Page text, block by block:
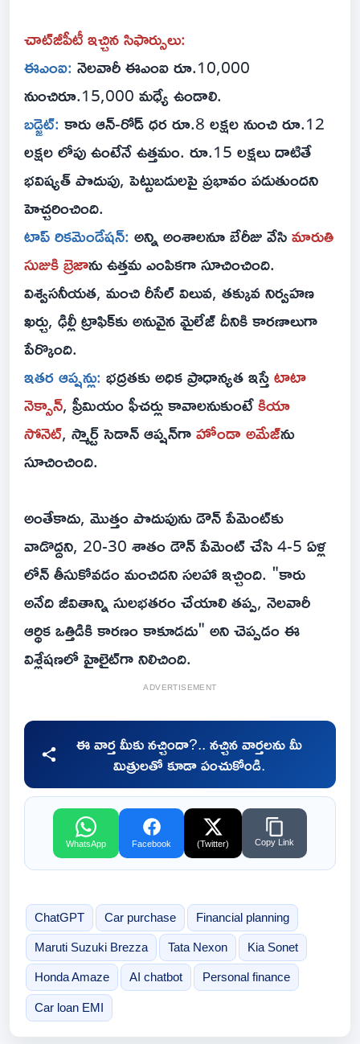
చాట్‌జీపీటీ ఇచ్చిన సిఫార్సులు:
ఈఎంఐ: నెలవారీ ఈఎంఐ రూ.10,000
నుంచిరూ.15,000 మధ్యే ఉండాలి.
బడ్జెట్: కారు ఆన్-రోడ్ ధర రూ.8 లక్షల నుంచి రూ.12
లక్షల లోపు ఉంటేనే ఉత్తమం. రూ.15 లక్షలు దాటితే
భవిష్యత్ పొదుపు, పెట్టుబడులపై ప్రభావం పడుతుందని
హెచ్చరించింది.
టాప్ రికమెండేషన్: అన్ని అంశాలనూ బేరీజు వేసిమారుతి
సుజుకి బ్రెజాను ఉత్తమ ఎంపికగా సూచించింది.
విశ్వసనీయత, మంచి రీసేల్ విలువ, తక్కువ నిర్వహణ
ఖర్చు, ఢిల్లీ ట్రాఫిక్‌కు అనువైన మైలేజ్ దీనికి కారణాలుగా
పేర్కొంది.
ఇతర ఆప్షన్లు: భద్రతకు అధిక ప్రాధాన్యత ఇస్తేటాటా
నెక్సాన్, ప్రీమియం ఫీచర్లు కావాలనుకుంటేకియా
సోనెట్, స్మార్ట్ సెడాన్ ఆప్షన్‌గాహోండా అమేజ్‌ను
సూచించింది.
అంతేకాదు, మొత్తం పొదుపును డౌన్ పేమెంట్‌కు
వాడొద్దని, 20-30 శాతం డౌన్ పేమెంట్ చేసి 4-5 ఏళ్ల
లోన్ తీసుకోవడం మంచిదని సలహా ఇచ్చింది. "కారు
అనేది జీవితాన్ని సులభతరం చేయాలి తప్ప, నెలవారీ
ఆర్థిక ఒత్తిడికి కారణం కాకూడదు" అని చెప్పడం ఈ
విశ్లేషణలో హైలైట్‌గా నిలిచింది.
ADVERTISEMENT
ఈ వార్త మీకు నచ్చిందా?.. నచ్చిన వార్తలను మీ
మిత్రులతో కూడా పంచుకోండి.
WhatsApp Facebook (Twitter) Copy Link
ChatGPT Car purchase Financial planning
Maruti Suzuki Brezza Tata Nexon Kia Sonet
Honda Amaze AI chatbot Personal finance
Car loan EMI